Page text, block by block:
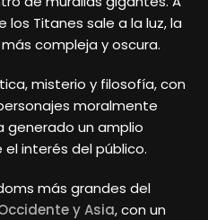
Titanes sale a la luz, la
compleja y oscura.
misterio y filosofía, con
moralmente
generado un amplio
interés del público.
más grandes del
y Asia, con un